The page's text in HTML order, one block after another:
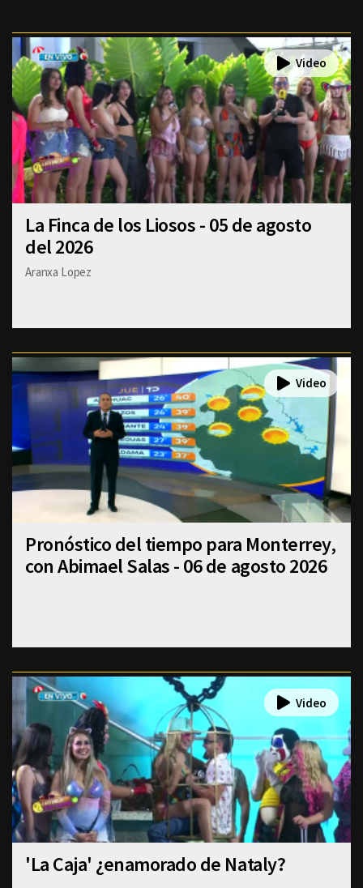
La Finca de los Liosos - 05 de agosto
del 2026
Aranxa Lopez
Pronóstico del tiempo para Monterrey,
con Abimael Salas - 06 de agosto 2026
'La Caja' ¿enamorado de Nataly?